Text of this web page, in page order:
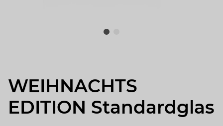
WEIHNACHTS
EDITION Standardglas